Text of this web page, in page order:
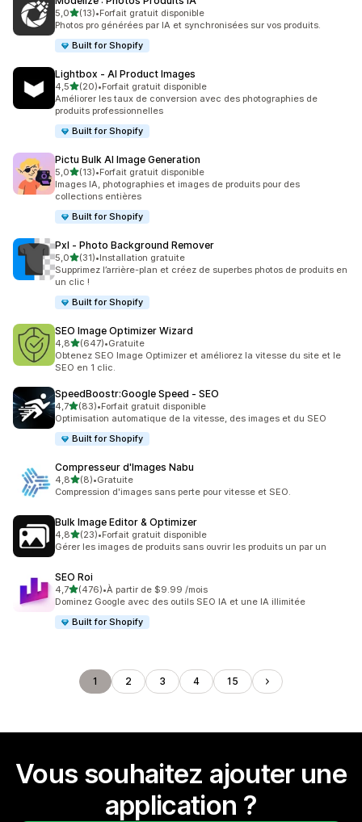
5,0étoile(s) sur 5
(13)
13 avis au total
•Forfait gratuit disponible
Photos pro générées par IA et synchronisées sur vos produits.
Built for Shopify
Lightbox ‑ AI Product Images
4,5étoile(s) sur 5
(20)
20 avis au total
•Forfait gratuit disponible
Améliorer les taux de conversion avec des photographies de
produits professionnelles
Built for Shopify
Pictu Bulk AI Image Generation
5,0étoile(s) sur 5
(13)
13 avis au total
•Forfait gratuit disponible
Images IA, photographies et images de produits pour des
collections entières
Built for Shopify
Pxl ‑ Photo Background Remover
5,0étoile(s) sur 5
(31)
31 avis au total
•Installation gratuite
Supprimez l’arrière-plan et créez de superbes photos de produits en
un clic !
Built for Shopify
SEO Image Optimizer Wizard
4,8étoile(s) sur 5
(647)
647 avis au total
•Gratuite
Obtenez SEO Image Optimizer et améliorez la vitesse du site et le
SEO en 1 clic.
SpeedBoostr:Google Speed ‑ SEO
4,7étoile(s) sur 5
(83)
83 avis au total
•Forfait gratuit disponible
Optimisation automatique de la vitesse, des images et du SEO
Built for Shopify
Compresseur d'Images Nabu
4,8étoile(s) sur 5
(8)
8 avis au total
•Gratuite
Compression d'images sans perte pour vitesse et SEO.
Bulk Image Editor & Optimizer
4,8étoile(s) sur 5
(23)
23 avis au total
•Forfait gratuit disponible
Gérer les images de produits sans ouvrir les produits un par un
SEO Roi
4,7étoile(s) sur 5
(476)
476 avis au total
•À partir de $9.99 /mois
Dominez Google avec des outils SEO IA et une IA illimitée
Built for Shopify
1 2 3 4 15
Vous souhaitez ajouter une
application ?